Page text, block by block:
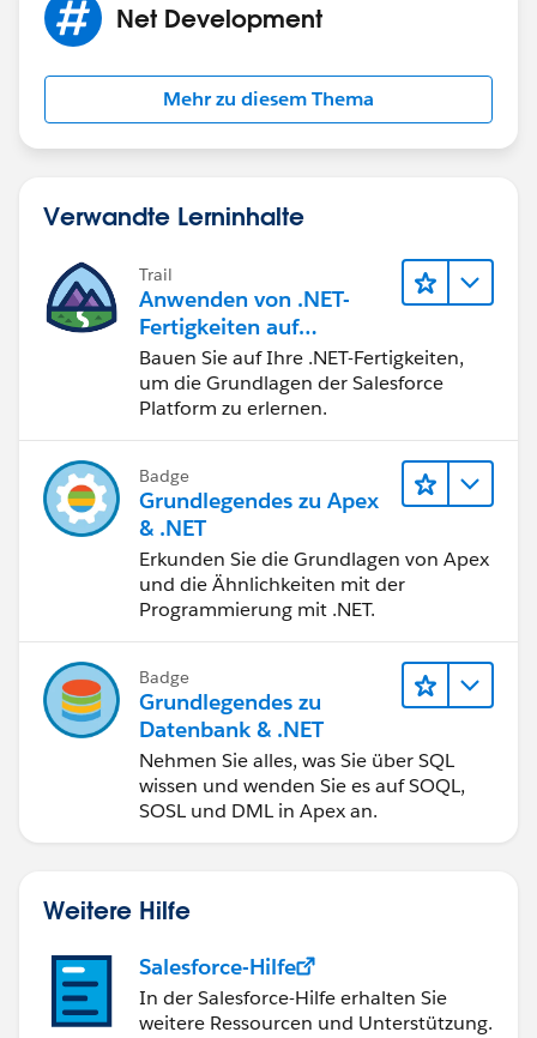
Net Development
Mehr zu diesem Thema
Verwandte Lerninhalte
Trail
Anwenden von .NET-
Fertigkeiten auf
Salesforce
Bauen Sie auf Ihre .NET-Fertigkeiten,
um die Grundlagen der Salesforce
Platform zu erlernen.
Badge
Grundlegendes zu Apex
& .NET
Erkunden Sie die Grundlagen von Apex
und die Ähnlichkeiten mit der
Programmierung mit .NET.
Badge
Grundlegendes zu
Datenbank & .NET
Nehmen Sie alles, was Sie über SQL
wissen und wenden Sie es auf SOQL,
SOSL und DML in Apex an.
Weitere Hilfe
Salesforce-Hilfe
In der Salesforce-Hilfe erhalten Sie
weitere Ressourcen und Unterstützung.